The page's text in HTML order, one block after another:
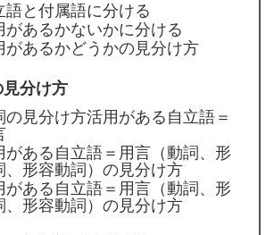
語と付属語に分ける
があるかないかに分ける
があるかどうかの見分け方
分け方
の見分け方活用がある自立語＝
がある自立語＝用言（動詞、形
、形容動詞）の見分け方
がある自立語＝用言（動詞、形
、形容動詞）の見分け方